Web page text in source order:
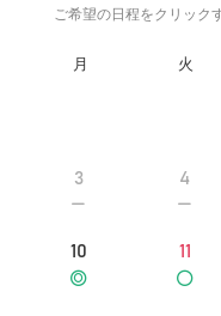
ご希望の日程をクリック
月 火
3 4
10 11